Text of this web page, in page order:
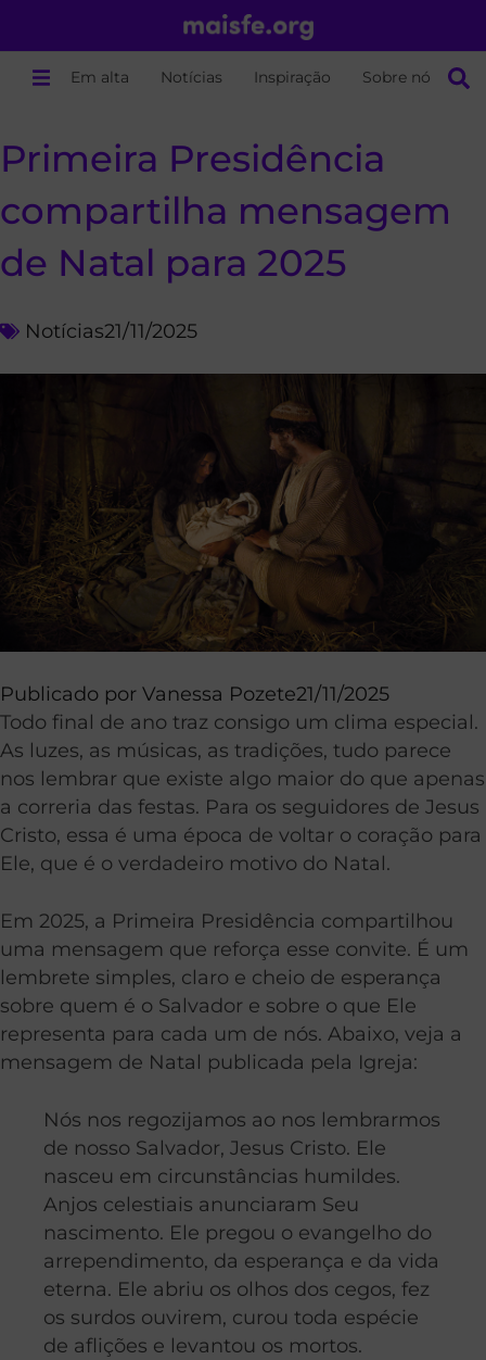
Em alta Notícias Inspiração Sobre nós
Primeira Presidência
compartilha mensagem
de Natal para 2025
Notícias21/11/2025
Publicado por Vanessa Pozete21/11/2025
Todo final de ano traz consigo um clima especial.
As luzes, as músicas, as tradições, tudo parece
nos lembrar que existe algo maior do que apenas
a correria das festas. Para os seguidores de Jesus
Cristo, essa é uma época de voltar o coração para
Ele, que é o verdadeiro motivo do Natal.
Em 2025, a Primeira Presidência compartilhou
uma mensagem que reforça esse convite. É um
lembrete simples, claro e cheio de esperança
sobre quem é o Salvador e sobre o que Ele
representa para cada um de nós. Abaixo, veja a
mensagem de Natal publicada pela Igreja:
Nós nos regozijamos ao nos lembrarmos
de nosso Salvador, Jesus Cristo. Ele
nasceu em circunstâncias humildes.
Anjos celestiais anunciaram Seu
nascimento. Ele pregou o evangelho do
arrependimento, da esperança e da vida
eterna. Ele abriu os olhos dos cegos, fez
os surdos ouvirem, curou toda espécie
de aflições e levantou os mortos.